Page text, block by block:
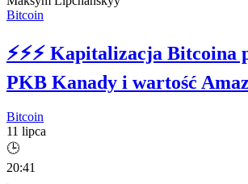
Bitcoin
⚡⚡⚡ Kapitalizacja Bitcoina
PKB Kanady i wartość
Bitcoin
11 lipca
🕒
20:41